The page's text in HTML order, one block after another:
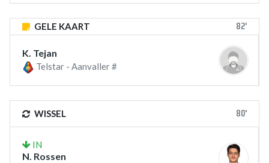
GELE KAART 82'
K. Tejan
Telstar - Aanvaller #
WISSEL 80'
IN
N. Rossen